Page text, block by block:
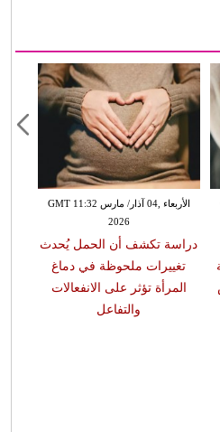
الأربعاء ,04 آذار/ مارس GMT 11:32
2026
دراسة تكشف أن الحمل يُحدث
تغييرات ملحوظة في دماغ
المرأة تؤثر على الانفعالات
والتفاعل